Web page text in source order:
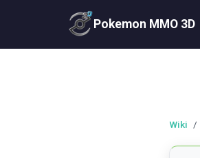
Pokemon MMO 3D
Wiki /